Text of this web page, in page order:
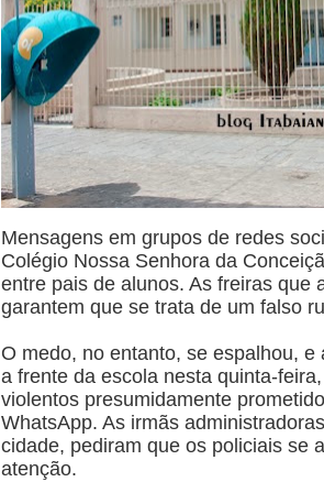
Mensagens em grupos de redes
Colégio Nossa Senhora da
entre pais de alunos. As freiras que
garantem que se trata de um falso
O medo, no entanto, se espalhou,
a frente da escola nesta quinta-
violentos presumidamente
WhatsApp. As irmãs
cidade, pediram que os policiais se
atenção.